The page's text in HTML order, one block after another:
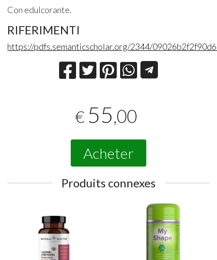
Con edulcorante.
RIFERIMENTI
https://pdfs.semanticscholar.org/2344/
€ 55,00
Acheter
Produits connexes